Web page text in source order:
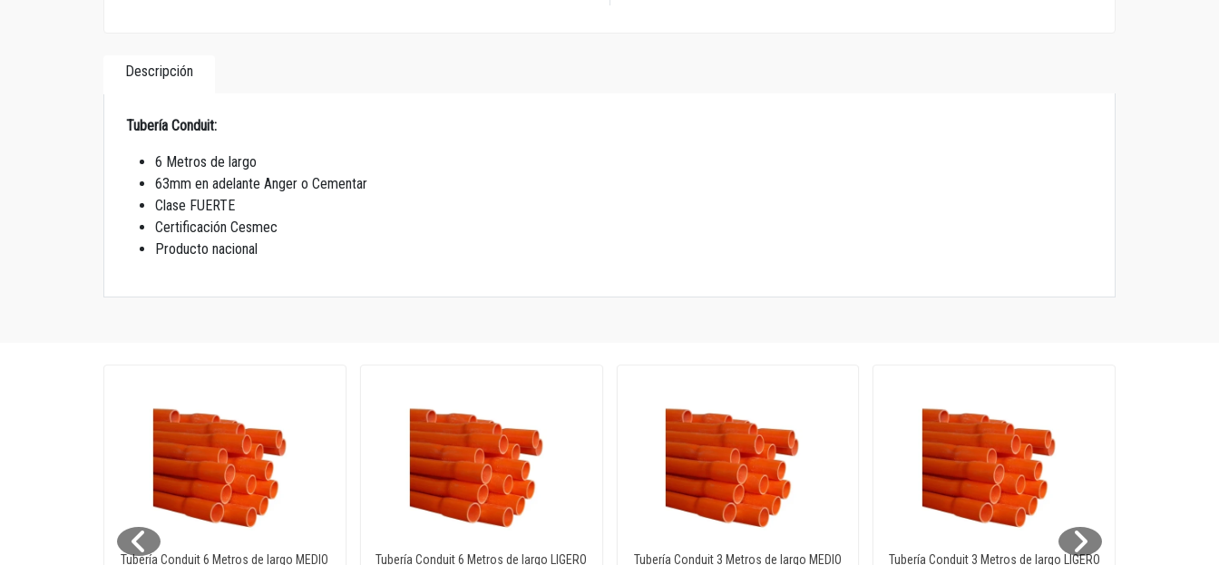
Descripción
Tubería Conduit:
6 Metros de largo
63mm en adelante Anger o Cementar
Clase FUERTE
Certificación Cesmec
Producto nacional
Tubería Conduit 6 Metros de largo MEDIO Tubería Conduit 6 Metros de largo LIGERO Tubería Conduit 3 Metros de largo MEDIO Tubería Conduit 3 Metros de largo LIGERO